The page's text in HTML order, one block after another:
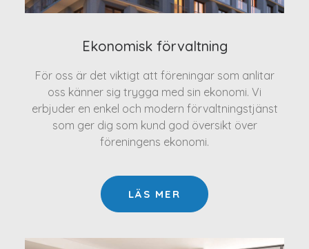
Ekonomisk förvaltning
För oss är det viktigt att föreningar som anlitar
oss känner sig trygga med sin ekonomi. Vi
erbjuder en enkel och modern förvaltningstjänst
som ger dig som kund god översikt över
föreningens ekonomi.
LÄS MER